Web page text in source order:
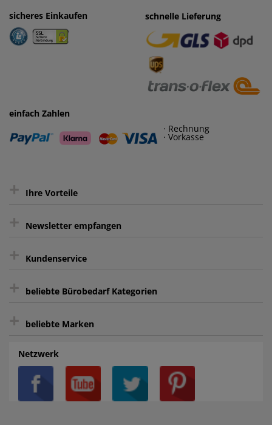
sicheres Einkaufen einfaches Zahlen
· Rechnung
· Vorkasse
schnelle Lieferung
einfach Zahlen
· Rechnung
· Vorkasse
+ Ihre Vorteile
Kauf auf Rechnung³
sicher Shoppen durch SSL
intelligentes Kundenkonto
+ Newsletter empfangen
Sie können sich zu jeder Zeit abmelden.
+ Kundenservice
Kontakt
FAQ
AGB
Datenschutz
Privatsphäre-Einstellungen
Über uns
+ beliebte Bürobedarf Kategorien
Aktenvernichter
Batterien
Bleistifte
Blöcke
Boardmarker
Heftstreifen
Kaffee
Klebeband
Radiergummis
Schnellhefter
Sichthüllen
+ beliebte Marken
Alco
Avery/Zweckform
Canon
Leitz
Läufer
Melitta
Netzwerk